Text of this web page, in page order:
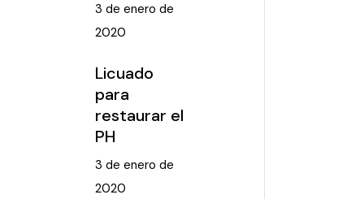
3 de enero de
2020
Licuado
para
restaurar el
PH
3 de enero de
2020